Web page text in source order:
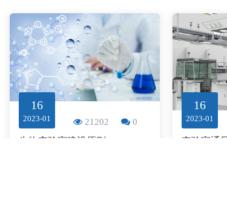
16
2023-01 21202 0
生物实验室建设原则
16
2023-01